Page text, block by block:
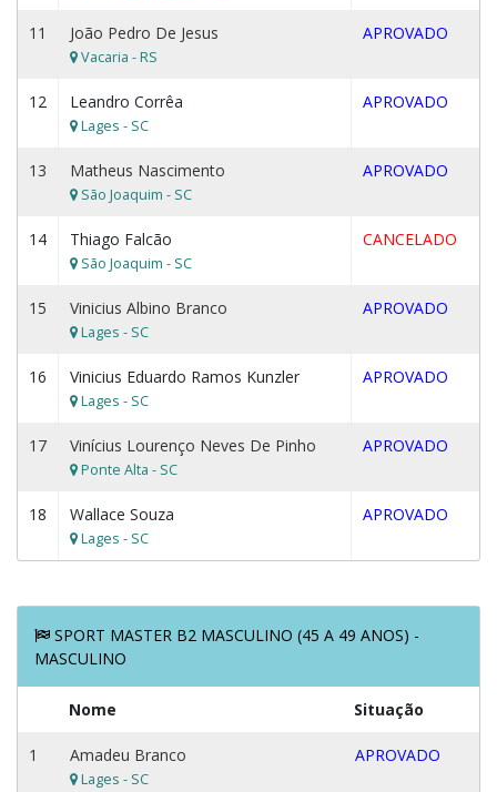
11 João Pedro De Jesus
Vacaria - RS
APROVADO
12 Leandro Corrêa
Lages - SC
APROVADO
13 Matheus Nascimento
São Joaquim - SC
APROVADO
14 Thiago Falcão
São Joaquim - SC
CANCELADO
15 Vinicius Albino Branco
Lages - SC
APROVADO
16 Vinicius Eduardo Ramos Kunzler
Lages - SC
APROVADO
17 Vinícius Lourenço Neves De Pinho
Ponte Alta - SC
APROVADO
18 Wallace Souza
Lages - SC
APROVADO
SPORT MASTER B2 MASCULINO (45 A 49 ANOS) -
MASCULINO
Nome Situação
1 Amadeu Branco
Lages - SC
APROVADO